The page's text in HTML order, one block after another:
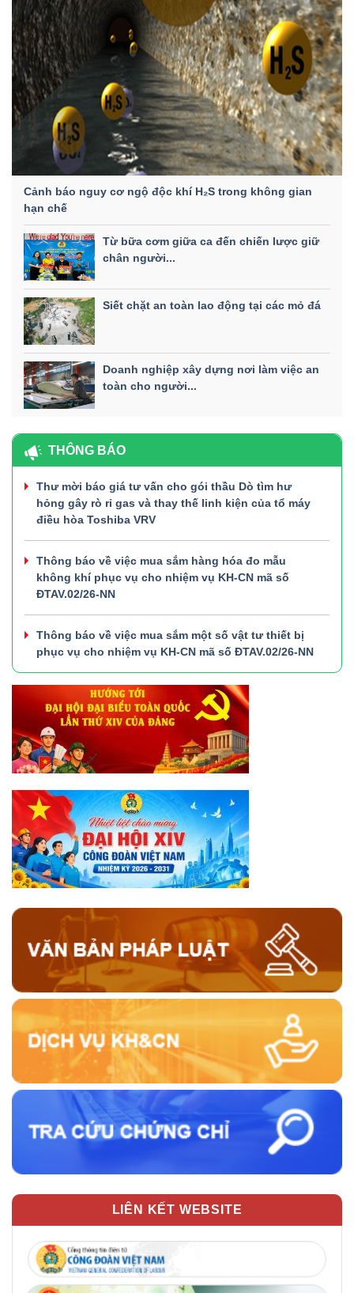
Cảnh báo nguy cơ ngộ độc khí H₂S trong không gian
hạn chế
Từ bữa cơm giữa ca đến chiến lược giữ
chân người...
Siết chặt an toàn lao động tại các mỏ đá
Doanh nghiệp xây dựng nơi làm việc an
toàn cho người...
THÔNG BÁO
Thư mời báo giá tư vấn cho gói thầu Dò tìm hư
hỏng gây rò rỉ gas và thay thế linh kiện của tổ máy
điều hòa Toshiba VRV
Thông báo về việc mua sắm hàng hóa đo mẫu
không khí phục vụ cho nhiệm vụ KH-CN mã số
ĐTAV.02/26-NN
Thông báo về việc mua sắm một số vật tư thiết bị
phục vụ cho nhiệm vụ KH-CN mã số ĐTAV.02/26-NN
LIÊN KẾT WEBSITE